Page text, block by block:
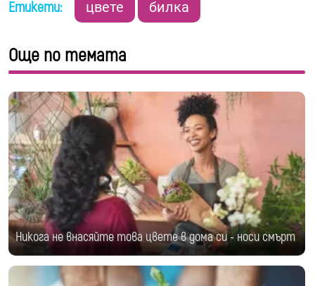
Етикети: цвете билка
Още по темата
Никога не внасяйте това цвете в дома си - носи смърт